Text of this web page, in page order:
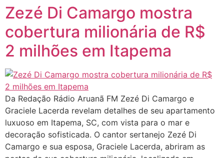
Zezé Di Camargo mostra
cobertura milionária de R$
2 milhões em Itapema
Da Redação Rádio Aruanã FM Zezé Di Camargo e
Graciele Lacerda revelam detalhes de seu apartamento
luxuoso em Itapema, SC, com vista para o mar e
decoração sofisticada. O cantor sertanejo Zezé Di
Camargo e sua esposa, Graciele Lacerda, abriram as